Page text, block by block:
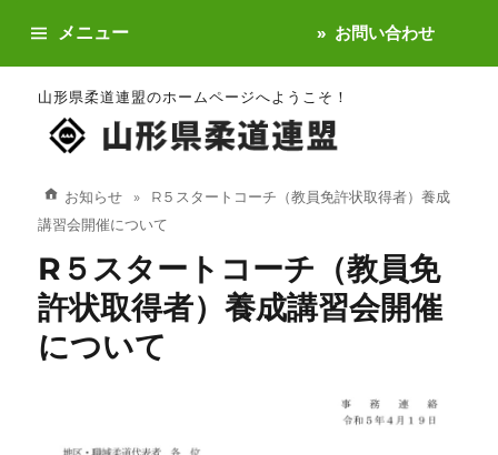
山形県柔道連盟のホームページへようこそ！
メニュー お問い合わせ
お知らせ
R５スタートコーチ（教員免許状取得者）養成
講習会開催について
R５スタートコーチ（教員免
許状取得者）養成講習会開催
について